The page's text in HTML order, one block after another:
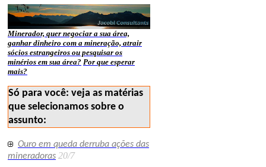
Minerador, quer negociar a sua área,
ganhar dinheiro com a mineração, atrair
sócios estrangeiros ou pesquisar os
minérios em sua área? Por que esperar
mais?
Só para você: veja as matérias
que selecionamos sobre o
assunto:
Ouro em queda derruba ações das
mineradoras 20/7